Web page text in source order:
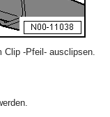
Clip -Pfeil- ausclipsen.